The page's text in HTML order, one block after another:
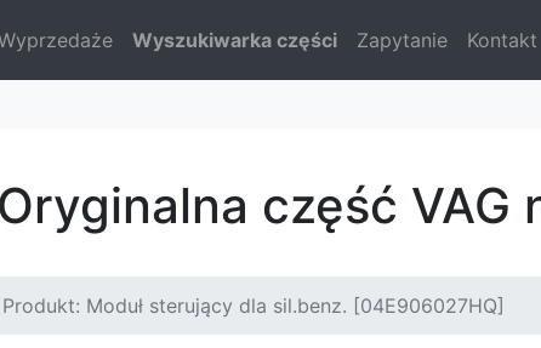
Wyszukiwarka części Zapytanie Kontakt
część VAG
Produkt: Moduł sterujący dla sil.benz. [04E906027HQ]